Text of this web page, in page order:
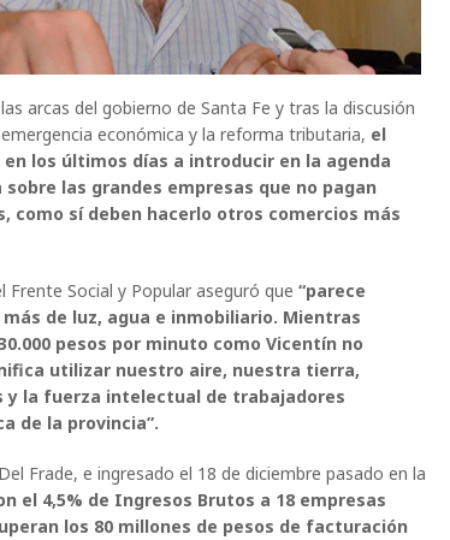
arcas del gobierno de Santa Fe y tras la discusión
económica y la reforma tributaria, el
en los últimos días a introducir en la agenda
las grandes empresas que no pagan
como sí deben hacerlo otros comercios más
Frente Social y Popular aseguró que“parece
de luz, agua e inmobiliario. Mientras
pesos por minuto como Vicentín no
utilizar nuestro aire, nuestra tierra,
y la fuerza intelectual de trabajadores
de la provincia”.
Frade, e ingresado el 18 de diciembre pasado en la
el 4,5% de Ingresos Brutos a 18 empresas
los 80 millones de pesos de facturación